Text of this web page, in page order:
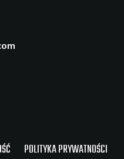
POLITYKA PRYWATNOŚCI